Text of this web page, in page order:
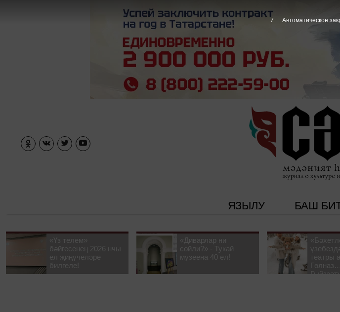
ЯЗЫЛУ БАШ
«Үз телем»
бәйгесенең 2026 нчы
ел җиңүчеләре
билгеле!
«Диварлар ни
сөйли?» - Тукай
музеена 40 ел!
театры
Гөлназ
6 Автоматическое